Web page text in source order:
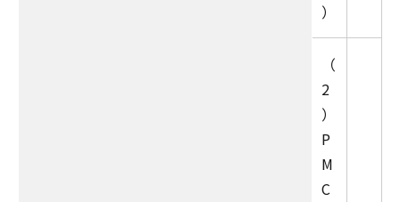
）
（
2
）
P
M
C